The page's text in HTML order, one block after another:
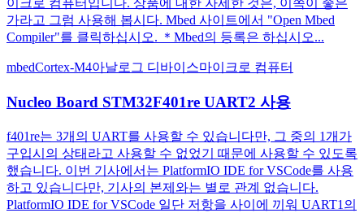
이크로 컴퓨터입니다. 상품에 대한 자세한 것은, 이쪽이 좋은
가라고 그럼 사용해 봅시다. Mbed 사이트에서 "Open Mbed
Compiler"를 클릭하십시오. ＊Mbed의 등록은 하십시오...
mbedCortex-M4아날로그 디바이스마이크로 컴퓨터
Nucleo Board STM32F401re UART2 사용
f401re는 3개의 UART를 사용할 수 있습니다만, 그 중의 1개가
구입시의 상태라고 사용할 수 없었기 때문에 사용할 수 있도록
했습니다. 이번 기사에서는 PlatformIO IDE for VSCode를 사용
하고 있습니다만, 기사의 본제와는 별로 관계 없습니다.
PlatformIO IDE for VSCode 일단 저항을 사이에 끼워 UART1의